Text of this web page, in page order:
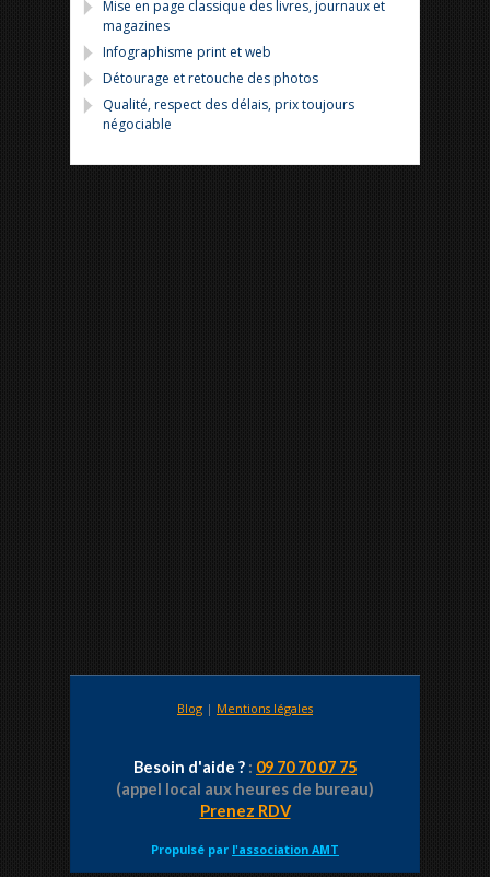
Mise en page classique des livres, journaux et
magazines
Infographisme print et web
Détourage et retouche des photos
Qualité, respect des délais, prix toujours
négociable
Blog | Mentions légales
Besoin d'aide ? : 09 70 70 07 75
(appel local aux heures de bureau)
Prenez RDV
Propulsé par l'association AMT